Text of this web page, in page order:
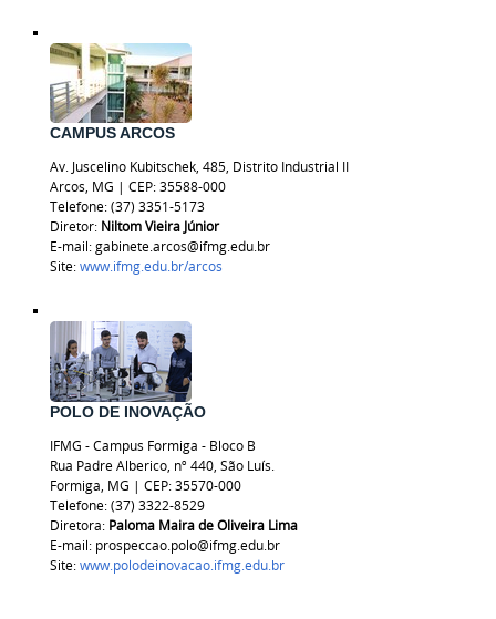
CAMPUS ARCOS
Av. Juscelino Kubitschek, 485, Distrito Industrial II
Arcos, MG | CEP: 35588-000
Telefone: (37) 3351-5173
Diretor: Niltom Vieira Júnior
E-mail: gabinete.arcos@ifmg.edu.br
Site:www.ifmg.edu.br/arcos
POLO DE INOVAÇÃO
IFMG - Campus Formiga - Bloco B
Rua Padre Alberico, nº 440, São Luís.
Formiga, MG | CEP: 35570-000
Telefone: (37) 3322-8529
Diretora: Paloma Maira de Oliveira Lima
E-mail: prospeccao.polo@ifmg.edu.br
Site:www.polodeinovacao.ifmg.edu.br